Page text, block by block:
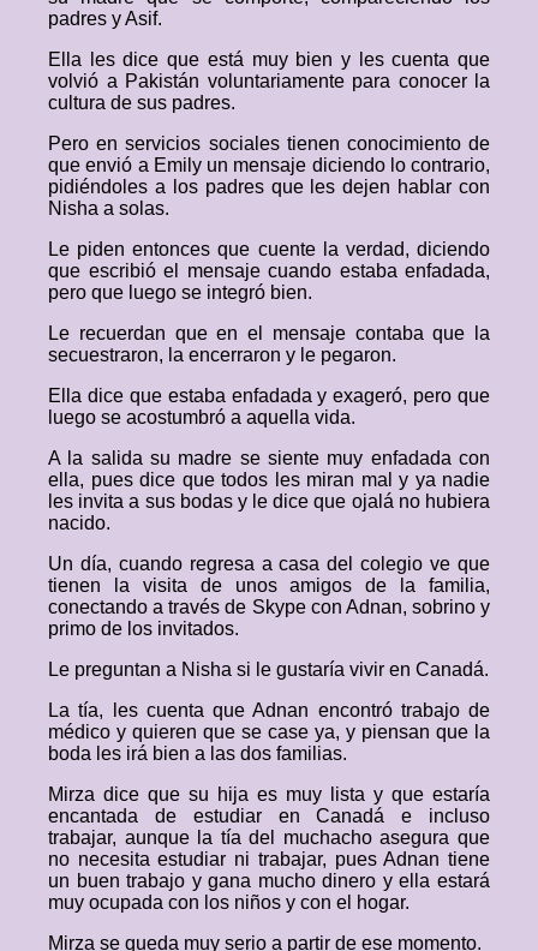
padres y Asif.
Ella les dice que está muy bien y les cuenta que
volvió a Pakistán voluntariamente para conocer la
cultura de sus padres.
Pero en servicios sociales tienen conocimiento de
que envió a Emily un mensaje diciendo lo contrario,
pidiéndoles a los padres que les dejen hablar con
Nisha a solas.
Le piden entonces que cuente la verdad, diciendo
que escribió el mensaje cuando estaba enfadada,
pero que luego se integró bien.
Le recuerdan que en el mensaje contaba que la
secuestraron, la encerraron y le pegaron.
Ella dice que estaba enfadada y exageró, pero que
luego se acostumbró a aquella vida.
A la salida su madre se siente muy enfadada con
ella, pues dice que todos les miran mal y ya nadie
les invita a sus bodas y le dice que ojalá no hubiera
nacido.
Un día, cuando regresa a casa del colegio ve que
tienen la visita de unos amigos de la familia,
conectando a través de Skype con Adnan, sobrino y
primo de los invitados.
Le preguntan a Nisha si le gustaría vivir en Canadá.
La tía, les cuenta que Adnan encontró trabajo de
médico y quieren que se case ya, y piensan que la
boda les irá bien a las dos familias.
Mirza dice que su hija es muy lista y que estaría
encantada de estudiar en Canadá e incluso
trabajar, aunque la tía del muchacho asegura que
no necesita estudiar ni trabajar, pues Adnan tiene
un buen trabajo y gana mucho dinero y ella estará
muy ocupada con los niños y con el hogar.
Mirza se queda muy serio a partir de ese momento.